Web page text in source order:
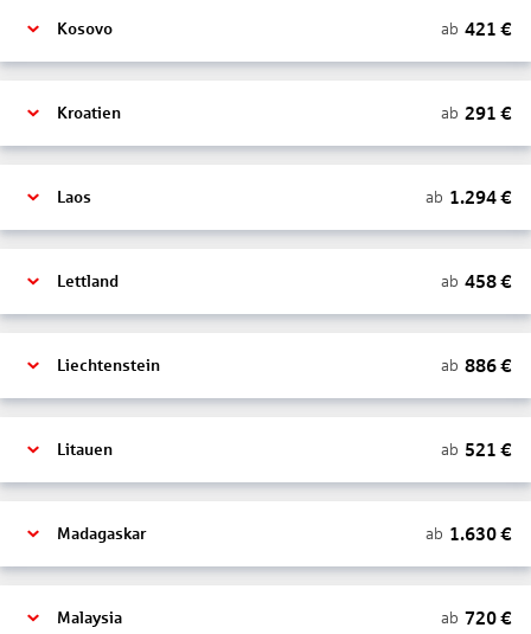
Kosovo ab 421 €
Kroatien ab 291 €
Laos ab 1.294€
Lettland ab 458€
Liechtenstein ab 886€
Litauen ab 521 €
Madagaskar ab 1.630€
Malaysia ab 720€